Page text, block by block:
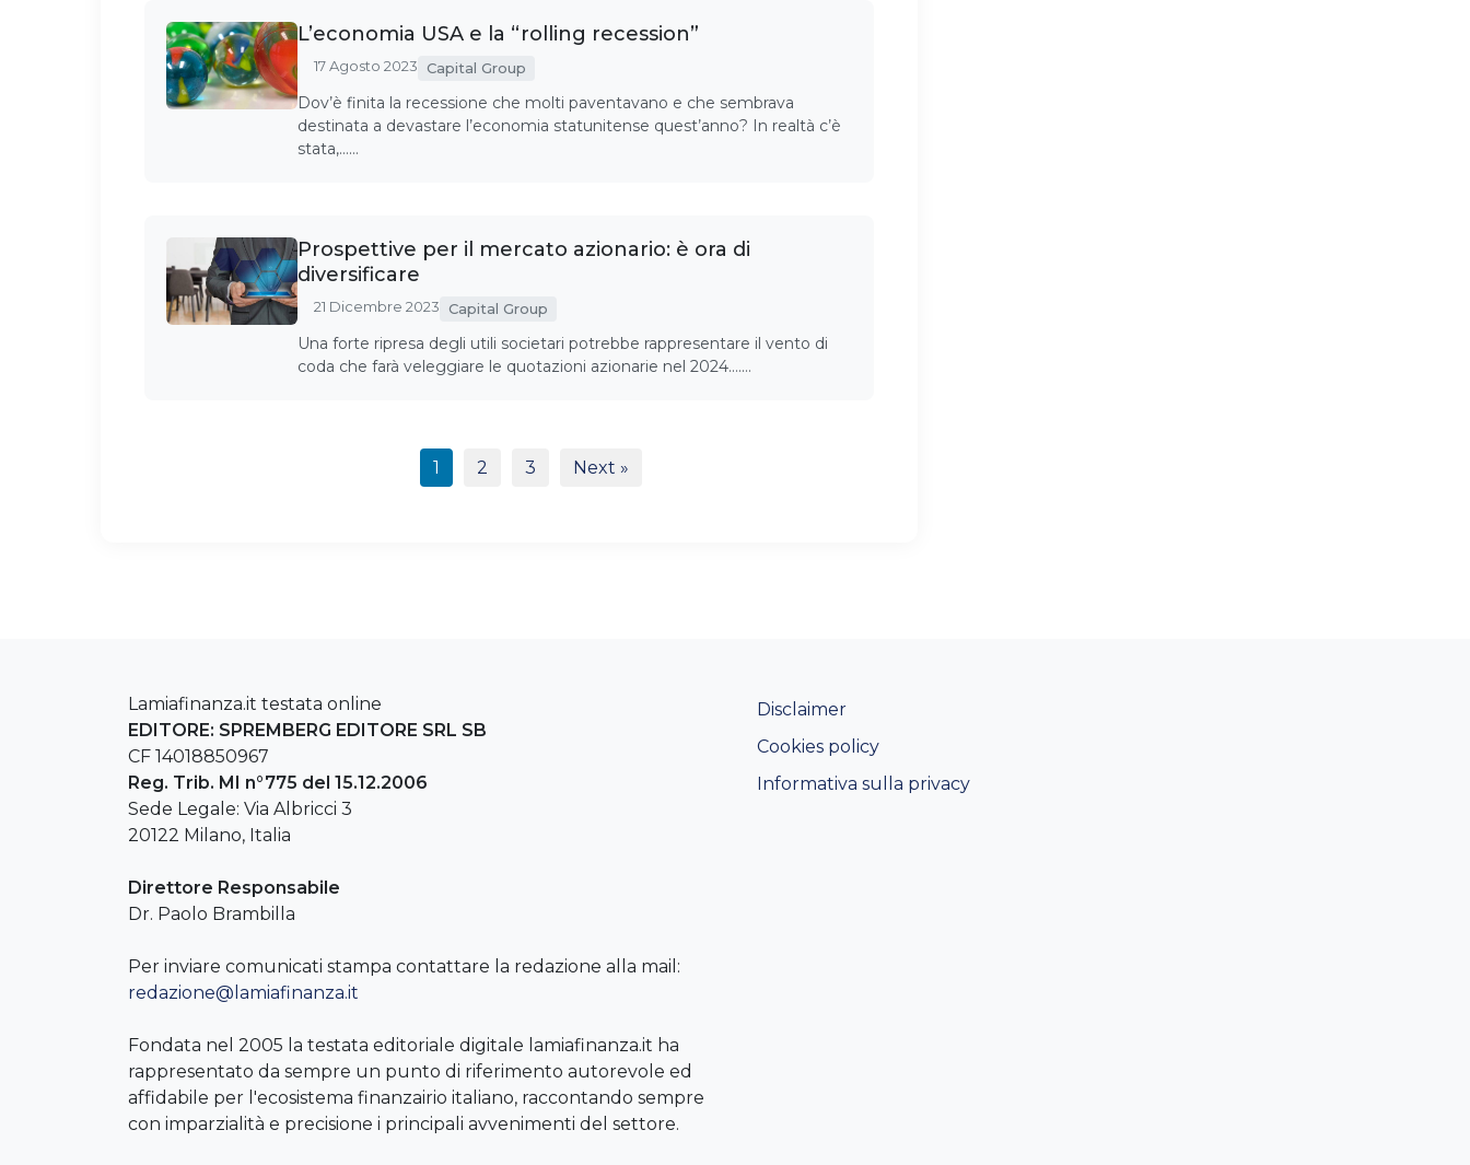
L’economia USA e la “rolling recession”
17 Agosto 2023 Capital Group
Dov’è finita la recessione che molti paventavano e che sembrava
destinata a devastare l’economia statunitense quest’anno? In realtà c’è
stata,……
Prospettive per il mercato azionario: è ora di
diversificare
21 Dicembre 2023 Capital Group
Una forte ripresa degli utili societari potrebbe rappresentare il vento di
coda che farà veleggiare le quotazioni azionarie nel 2024.……
1 2 3 Next »
Lamiafinanza.it testata online
EDITORE: SPREMBERG EDITORE SRL SB
CF 14018850967
Reg. Trib. MI n°775 del 15.12.2006
Sede Legale: Via Albricci 3
20122 Milano, Italia
Direttore Responsabile
Dr. Paolo Brambilla
Per inviare comunicati stampa contattare la redazione alla mail:
redazione@lamiafinanza.it
Fondata nel 2005 la testata editoriale digitale lamiafinanza.it ha
rappresentato da sempre un punto di riferimento autorevole ed
affidabile per l'ecosistema finanzairio italiano, raccontando sempre
con imparzialità e precisione i principali avvenimenti del settore.
Disclaimer
Cookies policy
Informativa sulla privacy